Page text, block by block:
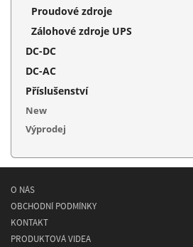
Proudové zdroje
Zálohové zdroje UPS
DC-DC
DC-AC
Příslušenství
New
Výprodej
O NÁS
OBCHODNÍ PODMÍNKY
KONTAKT
PRODUKTOVÁ VIDEA